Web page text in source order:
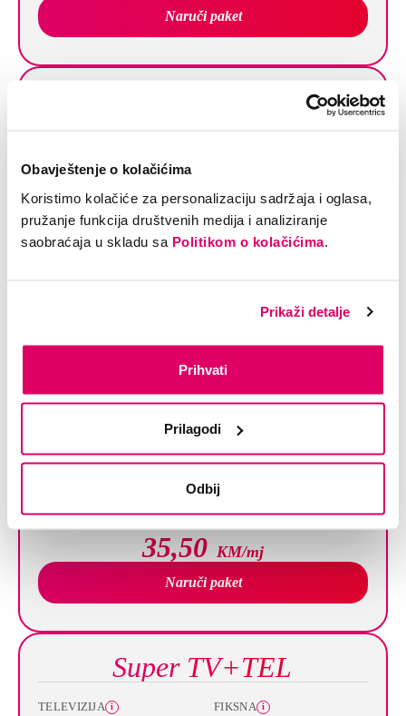
Obavještenje o kolačićima
Koristimo kolačiće za personalizaciju sadržaja i oglasa,
pružanje funkcija društvenih medija i analiziranje
saobraćaja u skladu sa Politikom o kolačićima
Prikaži detalje
Prihvati
Prilagodi
Odbij
Naruči paket
75/25 Mbps
+ prijatelj broj
Super NET+TEL start
HFC: 30/3 Mbps
FIKSNA
razgovori
+ prijatelj broj
35,50 KM/mj
Naruči paket
Super TV+TEL
TELEVIZIJA i FIKSNA i